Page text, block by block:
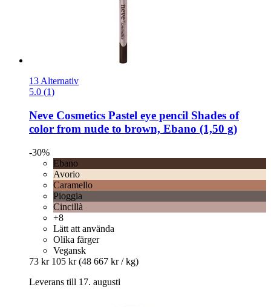
13 Alternativ
5.0 (1)
Neve Cosmetics Pastel eye pencil Shades of
color from nude to brown, Ebano (1,50 g)
-30%
Ebano
Avorio
Caramello
Pioggia
Cincillà
+8
Lätt att använda
Olika färger
Vegansk
73 kr 105 kr (48 667 kr / kg)
Leverans till 17. augusti